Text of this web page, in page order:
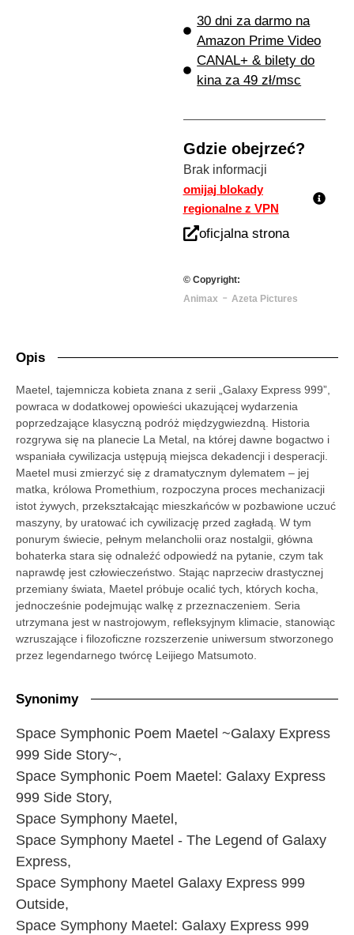
30 dni za darmo na
Amazon Prime Video
CANAL+ & bilety do
kina za 49 zł/msc
Gdzie obejrzeć?
Brak informacji
omijaj blokady
regionalne z VPN
oficjalna strona
© Copyright:
Animax - Azeta Pictures
Opis
Maetel, tajemnicza kobieta znana z serii „Galaxy Express 999”,
powraca w dodatkowej opowieści ukazującej wydarzenia
poprzedzające klasyczną podróż międzygwiezdną. Historia
rozgrywa się na planecie La Metal, na której dawne bogactwo i
wspaniała cywilizacja ustępują miejsca dekadencji i desperacji.
Maetel musi zmierzyć się z dramatycznym dylematem – jej
matka, królowa Promethium, rozpoczyna proces mechanizacji
istot żywych, przekształcając mieszkańców w pozbawione uczuć
maszyny, by uratować ich cywilizację przed zagładą. W tym
ponurym świecie, pełnym melancholii oraz nostalgii, główna
bohaterka stara się odnaleźć odpowiedź na pytanie, czym tak
naprawdę jest człowieczeństwo. Stając naprzeciw drastycznej
przemiany świata, Maetel próbuje ocalić tych, których kocha,
jednocześnie podejmując walkę z przeznaczeniem. Seria
utrzymana jest w nastrojowym, refleksyjnym klimacie, stanowiąc
wzruszające i filozoficzne rozszerzenie uniwersum stworzonego
przez legendarnego twórcę Leijiego Matsumoto.
Synonimy
Space Symphonic Poem Maetel ~Galaxy Express
999 Side Story~,
Space Symphonic Poem Maetel: Galaxy Express
999 Side Story,
Space Symphony Maetel,
Space Symphony Maetel - The Legend of Galaxy
Express,
Space Symphony Maetel Galaxy Express 999
Outside,
Space Symphony Maetel: Galaxy Express 999